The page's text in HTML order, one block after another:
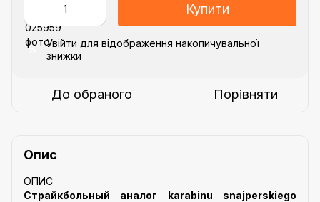
Купити
%
Увійти для відображення накопичувальної
знижки
До обраного Порівняти
Опис
ОПИС
Страйкбольный аналог karabinu snajperskiego